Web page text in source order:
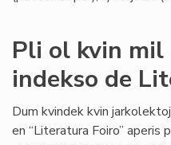
Pli ol kvin mil
indekso de
Dum kvindek kvin jarkolektoj
en “Literatura Foiro” aperis